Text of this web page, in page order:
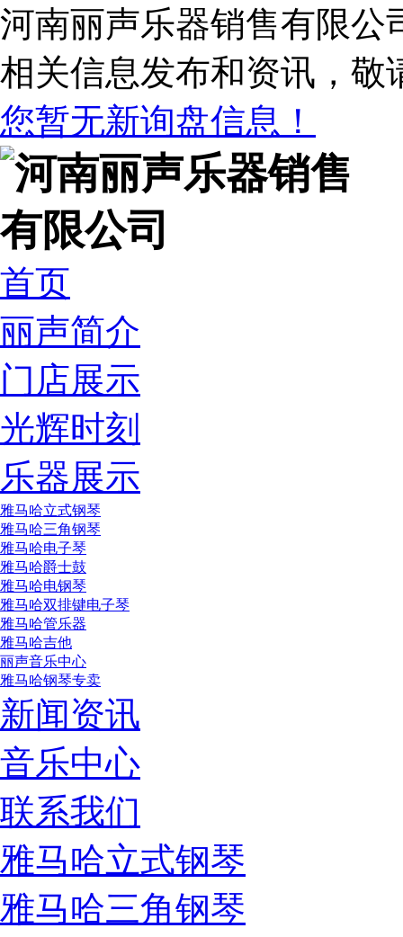
河南丽声乐器销售有限公
相关信息发布和资讯，敬
您暂无新询盘信息！
首页
丽声简介
门店展示
光辉时刻
乐器展示
雅马哈立式钢琴
雅马哈三角钢琴
雅马哈电子琴
雅马哈爵士鼓
雅马哈电钢琴
雅马哈双排键电子琴
雅马哈管乐器
雅马哈吉他
丽声音乐中心
雅马哈钢琴专卖
新闻资讯
音乐中心
联系我们
雅马哈立式钢琴
雅马哈三角钢琴